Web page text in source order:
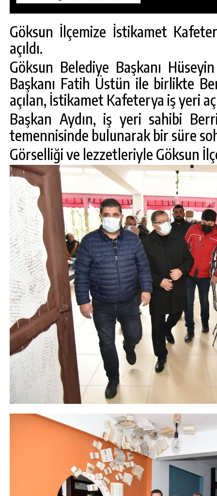
Göksun İlçemize İstikamet
açıldı.
Göksun Belediye Başkanı
Başkanı Fatih Üstün ile birlikte
açılan, İstikamet Kafeterya iş yeri
Başkan Aydın, iş yeri sahibi
temennisinde bulunarak bir süre
Görselliği ve lezzetleriyle Göksun